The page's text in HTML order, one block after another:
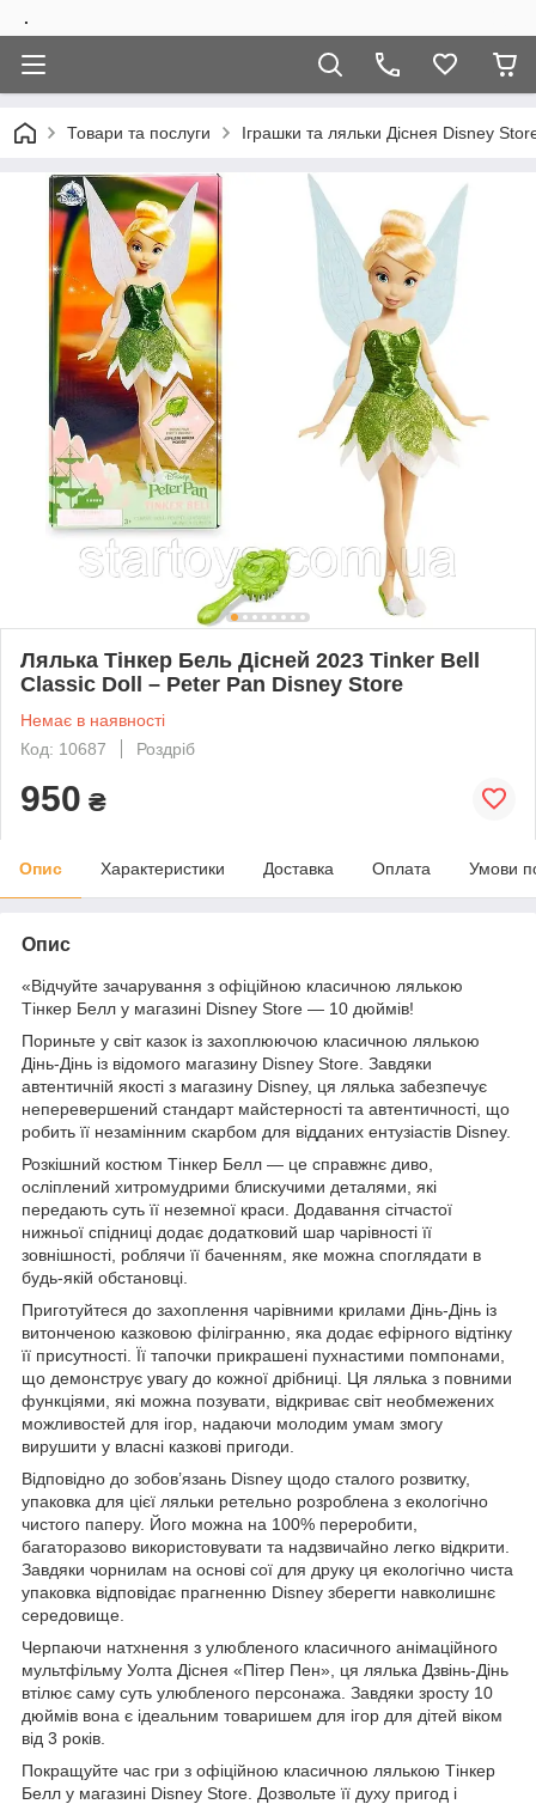
.
Товари та послуги Іграшки та ляльки Діснея Disney
Лялька Тінкер Бель Дісней 2023 Tinker Bell
Classic Doll – Peter Pan Disney Store
Немає в наявності
Код: 10687
Роздріб
950 ₴
Опис Характеристики Доставка Оплата Умови
Опис
«Відчуйте зачарування з офіційною класичною лялькою
Тінкер Белл у магазині Disney Store — 10 дюймів!
Пориньте у світ казок із захоплюючою класичною лялькою
Дінь-Дінь із відомого магазину Disney Store. Завдяки
автентичній якості з магазину Disney, ця лялька забезпечує
неперевершений стандарт майстерності та автентичності, що
робить її незамінним скарбом для відданих ентузіастів Disney.
Розкішний костюм Тінкер Белл — це справжнє диво,
осліплений хитромудрими блискучими деталями, які
передають суть її неземної краси. Додавання сітчастої
нижньої спідниці додає додатковий шар чарівності її
зовнішності, роблячи її баченням, яке можна споглядати в
будь-якій обстановці.
Приготуйтеся до захоплення чарівними крилами Дінь-Дінь із
витонченою казковою філігранню, яка додає ефірного відтінку
її присутності. Її тапочки прикрашені пухнастими помпонами,
що демонструє увагу до кожної дрібниці. Ця лялька з повними
функціями, які можна позувати, відкриває світ необмежених
можливостей для ігор, надаючи молодим умам змогу
вирушити у власні казкові пригоди.
Відповідно до зобов’язань Disney щодо сталого розвитку,
упаковка для цієї ляльки ретельно розроблена з екологічно
чистого паперу. Його можна на 100% переробити,
багаторазово використовувати та надзвичайно легко відкрити.
Завдяки чорнилам на основі сої для друку ця екологічно чиста
упаковка відповідає прагненню Disney зберегти навколишнє
середовище.
Черпаючи натхнення з улюбленого класичного анімаційного
мультфільму Уолта Діснея «Пітер Пен», ця лялька Дзвінь-Дінь
втілює саму суть улюбленого персонажа. Завдяки зросту 10
дюймів вона є ідеальним товаришем для ігор для дітей віком
від 3 років.
Покращуйте час гри з офіційною класичною лялькою Тінкер
Белл у магазині Disney Store. Дозвольте її духу пригод і